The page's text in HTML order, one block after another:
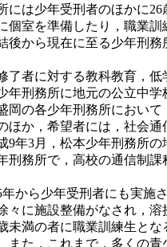
は少年受刑者のほかに
個室を準備したり，職業
から現在に至る少年刑務
者に対する教科教育，低
年刑務所に地元の公立中
岡の各少年刑務所におい
ほか，希望者には，社会通
年3月，松本少年刑務所の
刑務所で，高校の通信制課
から少年受刑者にも実施
々に施設整備がなされ，
未満の者に職業訓練生と
また，これまで，多くの